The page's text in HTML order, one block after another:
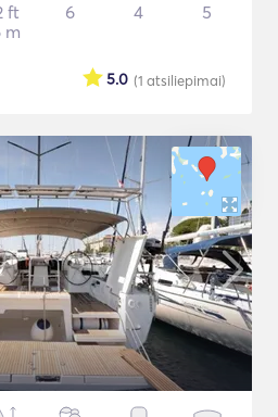
ft
m
6 4 5
(1 atsiliepimai)
5.0